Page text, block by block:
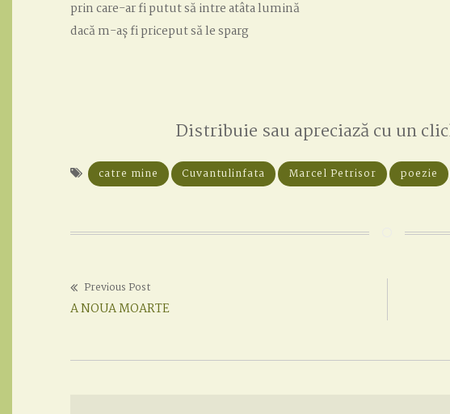
prin care-ar fi putut să intre atâta lumină
dacă m-aș fi priceput să le sparg
Distribuie sau apreciază cu un
catre mine Cuvantulinfata Marcel Petrisor poezie
PostPrevious Post
Previous
A NOUA MOARTE